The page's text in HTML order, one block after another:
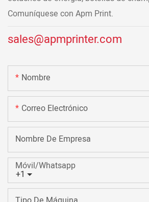
Comuníquese con Apm Print.
sales@apmprinter.com
Nombre
Correo Electrónico
Nombre De Empresa
+1
Móvil/Whatsapp